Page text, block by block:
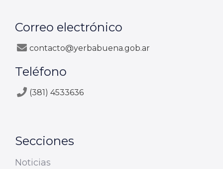
Correo electrónico
contacto@yerbabuena.gob.ar
Teléfono
(381) 4533636
Secciones
Noticias